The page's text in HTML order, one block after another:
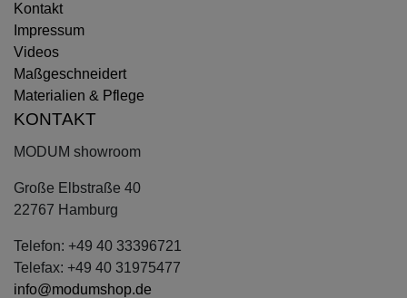
Kontakt
Impressum
Videos
Maßgeschneidert
Materialien & Pflege
KONTAKT
MODUM showroom
Große Elbstraße 40
22767 Hamburg
Telefon: +49 40 33396721
Telefax: +49 40 31975477
info@modumshop.de